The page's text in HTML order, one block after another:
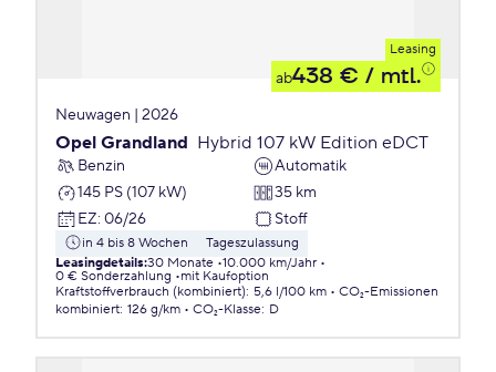
Leasing
ab438 € / mtl.
Neuwagen | 2026
Opel Grandland Hybrid 107 kW Edition eDCT
Benzin
Automatik
145 PS (107 kW)
35 km
EZ: 06/26 Stoff
in 4 bis 8 Wochen
Tageszulassung
Leasingdetails:30 Monate 10.000 km/Jahr
0 € Sonderzahlung
mit Kaufoption
Kraftstoffverbrauch (kombiniert): 5,6 l/100 km
CO₂-Emissionen
kombiniert: 126 g/km CO₂-Klasse: D